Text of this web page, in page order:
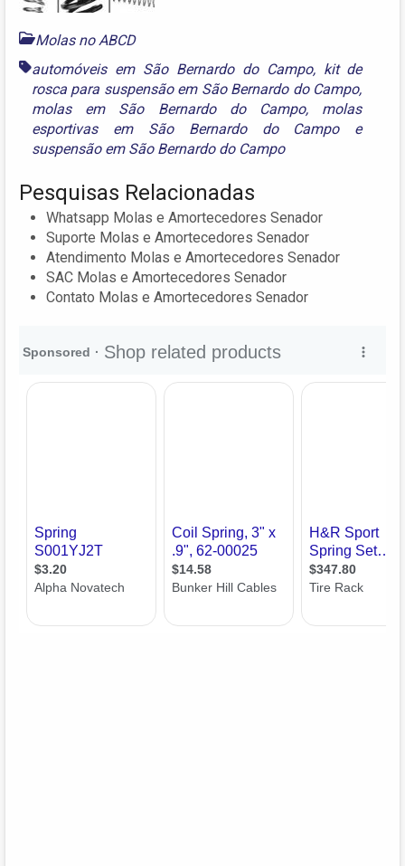
Molas no ABCD
automóveis em São Bernardo do Campo, kit de
rosca para suspensão em São Bernardo do Campo,
molas em São Bernardo do Campo, molas
esportivas em São Bernardo do Campoe
suspensão em São Bernardo do Campo
Pesquisas Relacionadas
Whatsapp Molas e Amortecedores Senador
Suporte Molas e Amortecedores Senador
Atendimento Molas e Amortecedores Senador
SAC Molas e Amortecedores Senador
Contato Molas e Amortecedores Senador